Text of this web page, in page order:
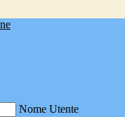
Nome Utente